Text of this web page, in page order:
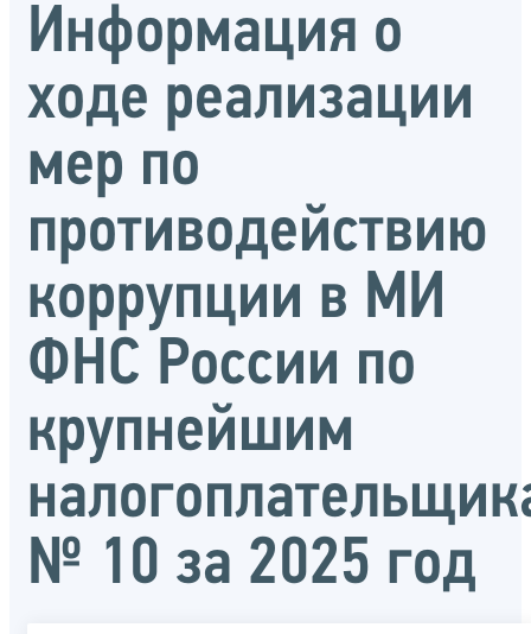
Информация о
ходе реализации
мер по
противодействию
коррупции в МИ
ФНС России по
крупнейшим
№ 10 за 2025 год